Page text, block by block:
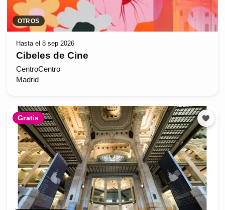
OTROS
Hasta el 8 sep 2026
Cibeles de Cine
CentroCentro
Madrid
Gratis